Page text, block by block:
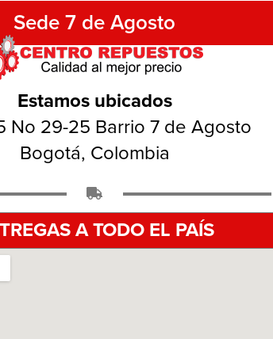
Sede 7 de Agosto
Estamos ubicados
No 29-25 Barrio 7 de Agosto
Bogotá, Colombia
A TODO EL PAÍS